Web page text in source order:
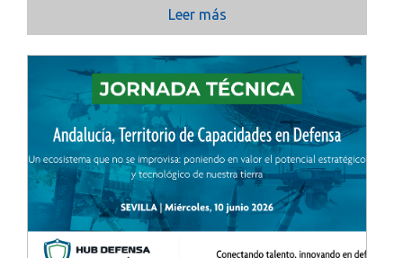
Leer más